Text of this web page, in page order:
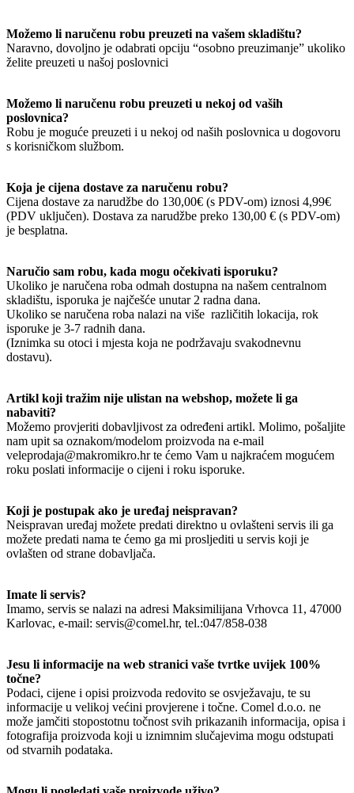
Možemo li naručenu robu preuzeti na vašem skladištu?
Naravno, dovoljno je odabrati opciju “osobno preuzimanje” ukoliko
želite preuzeti u našoj poslovnici
Možemo li naručenu robu preuzeti u nekoj od vaših
poslovnica?
Robu je moguće preuzeti i u nekoj od naših poslovnica u dogovoru
s korisničkom službom.
Koja je cijena dostave za naručenu robu?
Cijena dostave za narudžbe do 130,00€ (s PDV-om) iznosi 4,99€
(PDV uključen). Dostava za narudžbe preko 130,00 € (s PDV-om)
je besplatna.
Naručio sam robu, kada mogu očekivati isporuku?
Ukoliko je naručena roba odmah dostupna na našem centralnom
skladištu, isporuka je najčešće unutar 2 radna dana.
Ukoliko se naručena roba nalazi na više različitih lokacija, rok
isporuke je 3-7 radnih dana.
(Iznimka su otoci i mjesta koja ne podržavaju svakodnevnu
dostavu).
Artikl koji tražim nije ulistan na webshop, možete li ga
nabaviti?
Možemo provjeriti dobavljivost za određeni artikl. Molimo, pošaljite
nam upit sa oznakom/modelom proizvoda na e-mail
veleprodaja@makromikro.hr te ćemo Vam u najkraćem mogućem
roku poslati informacije o cijeni i roku isporuke.
Koji je postupak ako je uređaj neispravan?
Neispravan uređaj možete predati direktno u ovlašteni servis ili ga
možete predati nama te ćemo ga mi prosljediti u servis koji je
ovlašten od strane dobavljača.
Imate li servis?
Imamo, servis se nalazi na adresi Maksimilijana Vrhovca 11, 47000
Karlovac, e-mail: servis@comel.hr, tel.:047/858-038
Jesu li informacije na web stranici vaše tvrtke uvijek 100%
točne?
Podaci, cijene i opisi proizvoda redovito se osvježavaju, te su
informacije u velikoj većini provjerene i točne. Comel d.o.o. ne
može jamčiti stopostotnu točnost svih prikazanih informacija, opisa i
fotografija proizvoda koji u iznimnim slučajevima mogu odstupati
od stvarnih podataka.